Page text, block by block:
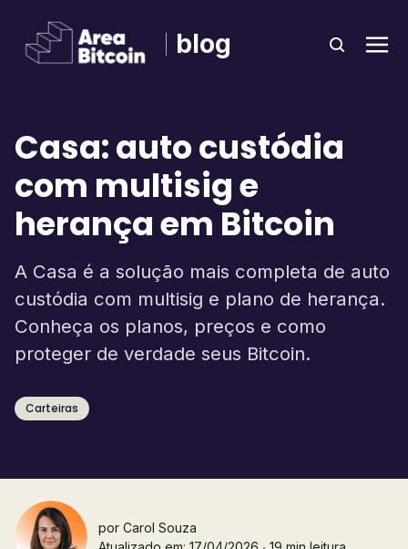
blog
Casa: auto custódia
com multisig e
herança em Bitcoin
A Casa é a solução mais completa de auto
custódia com multisig e plano de herança.
Conheça os planos, preços e como
proteger de verdade seus Bitcoin.
Carteiras
por Carol Souza